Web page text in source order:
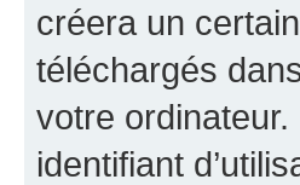
créera un
téléchargés
votre
identifiant